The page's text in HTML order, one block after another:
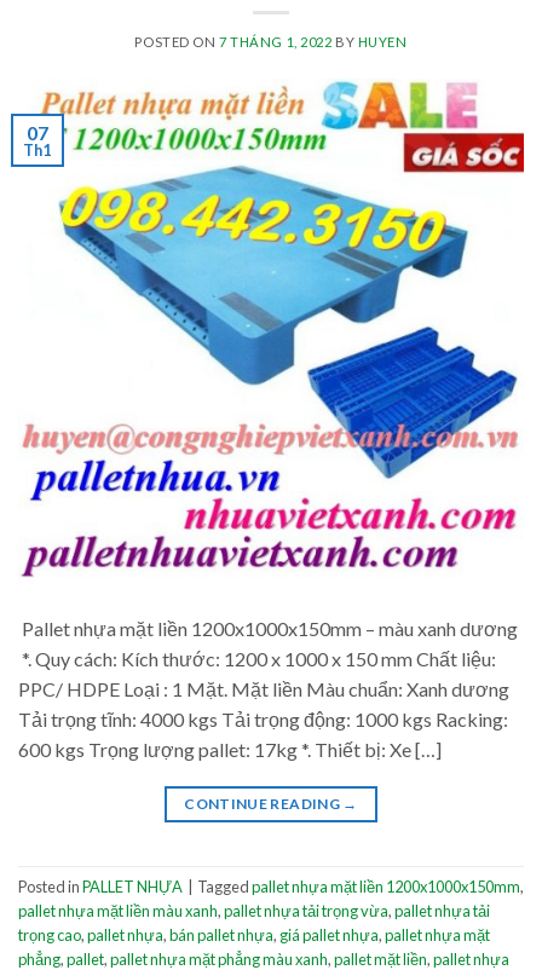
POSTED ON7 THÁNG 1, 2022 BY HUYEN
07
Th1
Pallet nhựa mặt liền 1200x1000x150mm – màu xanh dương
*. Quy cách: Kích thước: 1200 x 1000 x 150 mm Chất liệu:
PPC/ HDPE Loại : 1 Mặt. Mặt liền Màu chuẩn: Xanh dương
Tải trọng tĩnh: 4000 kgs Tải trọng động: 1000 kgs Racking:
600 kgs Trọng lượng pallet: 17kg *. Thiết bị: Xe […]
CONTINUE READING →
Posted inPALLET NHỰA Taggedpallet nhựa mặt liền 1200x1000x150mm,
pallet nhựa mặt liền màu xanh,pallet nhựa tải trọng vừa,pallet nhựa tải
trọng cao,pallet nhựa,bán pallet nhựa, giá pallet nhựa,pallet nhựa mặt
phẳng,pallet,pallet nhựa mặt phẳng màu xanh,pallet mặt liền,pallet nhựa